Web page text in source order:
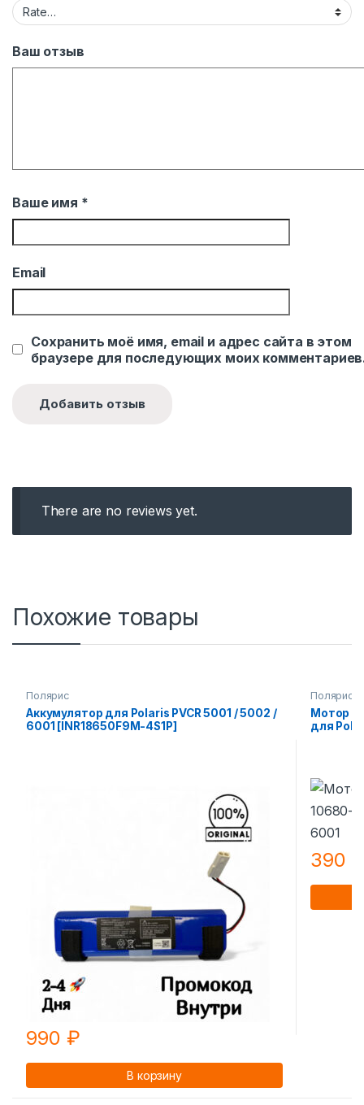
Ваш отзыв
Ваше имя *
Email
Сохранить моё имя, email и адрес сайта в этом
браузере для последующих моих
There are no reviews yet.
Похожие товары
Полярис
Аккумулятор для Polaris PVCR 5001 / 5002 /
6001 [INR18650F9M-4S1P]
990 ₽
В корзину
Полярис
Мотор
для
390